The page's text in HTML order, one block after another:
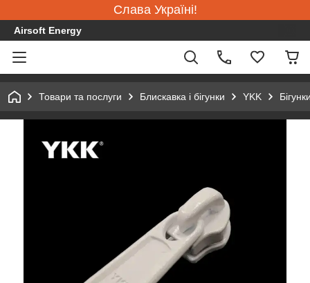
Слава Україні!
Airsoft Energy
Товари та послуги Блискавка і бігунки YKK